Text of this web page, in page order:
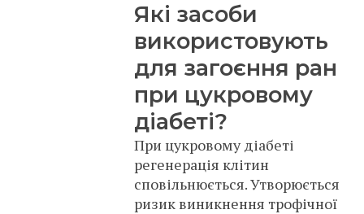
Які засоби
використовують
для загоєння ран
при цукровому
діабеті?
При цукровому діабеті
регенерація клітин
сповільнюється. Утворюється
ризик виникнення трофічної